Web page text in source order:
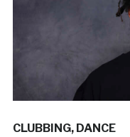
CLUBBING, DANCE